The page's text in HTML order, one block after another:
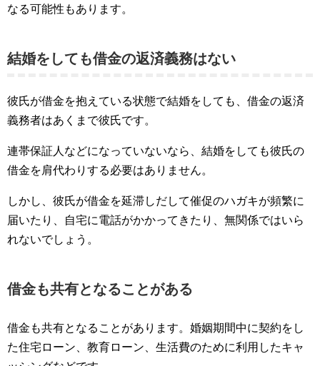
なる可能性もあります。
結婚をしても借金の返済義務はない
彼氏が借金を抱えている状態で結婚をしても、借金の返済
義務者はあくまで彼氏です。
連帯保証人などになっていないなら、結婚をしても彼氏の
借金を肩代わりする必要はありません。
しかし、彼氏が借金を延滞しだして催促のハガキが頻繁に
届いたり、自宅に電話がかかってきたり、無関係ではいら
れないでしょう。
借金も共有となることがある
借金も共有となることがあります。婚姻期間中に契約をし
た住宅ローン、教育ローン、生活費のために利用したキャ